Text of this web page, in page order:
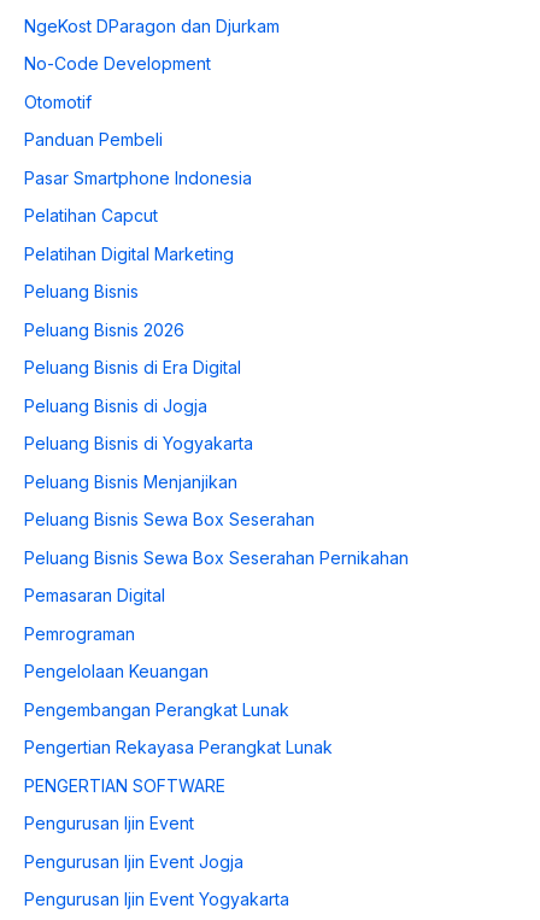
NgeKost DParagon dan Djurkam
No-Code Development
Otomotif
Panduan Pembeli
Pasar Smartphone Indonesia
Pelatihan Capcut
Pelatihan Digital Marketing
Peluang Bisnis
Peluang Bisnis 2026
Peluang Bisnis di Era Digital
Peluang Bisnis di Jogja
Peluang Bisnis di Yogyakarta
Peluang Bisnis Menjanjikan
Peluang Bisnis Sewa Box Seserahan
Peluang Bisnis Sewa Box Seserahan Pernikahan
Pemasaran Digital
Pemrograman
Pengelolaan Keuangan
Pengembangan Perangkat Lunak
Pengertian Rekayasa Perangkat Lunak
PENGERTIAN SOFTWARE
Pengurusan Ijin Event
Pengurusan Ijin Event Jogja
Pengurusan Ijin Event Yogyakarta